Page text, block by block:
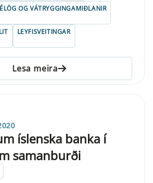
OG VÁTRYGGINGAMIÐLANIR
LEYFISVEITINGAR
Lesa meira
íslenska banka í
samanburði